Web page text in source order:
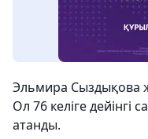
Эльмира Сыздықова
Ол 76 келіге дейінгі
атанды.